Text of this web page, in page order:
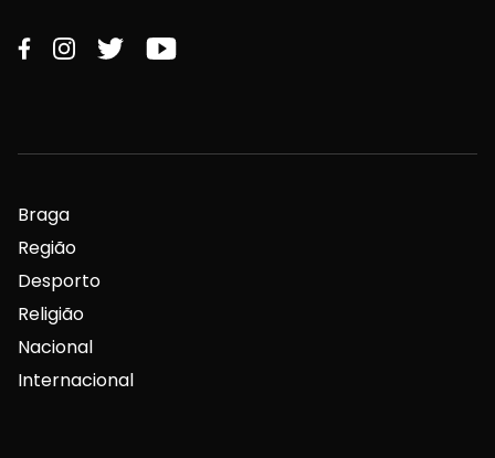
Braga
Região
Desporto
Religião
Nacional
Internacional